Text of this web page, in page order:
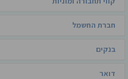
חברת החשמל
בנקים
דואר